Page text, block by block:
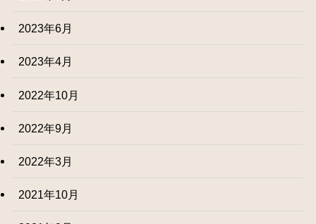
2023年6月
2023年4月
2022年10月
2022年9月
2022年3月
2021年10月